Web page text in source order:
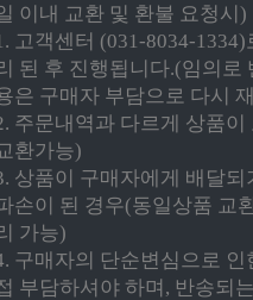
이내 교환 및 환불 요청시)
고객센터 (031-8034-
된 후 진행됩니다.(임의로
은 구매자 부담으로 다시
주문내역과 다르게 상품
환가능)
상품이 구매자에게 배달
손이 된 경우(동일상품 교
가능)
구매자의 단순변심으로
부담하셔야 하며, 반송되